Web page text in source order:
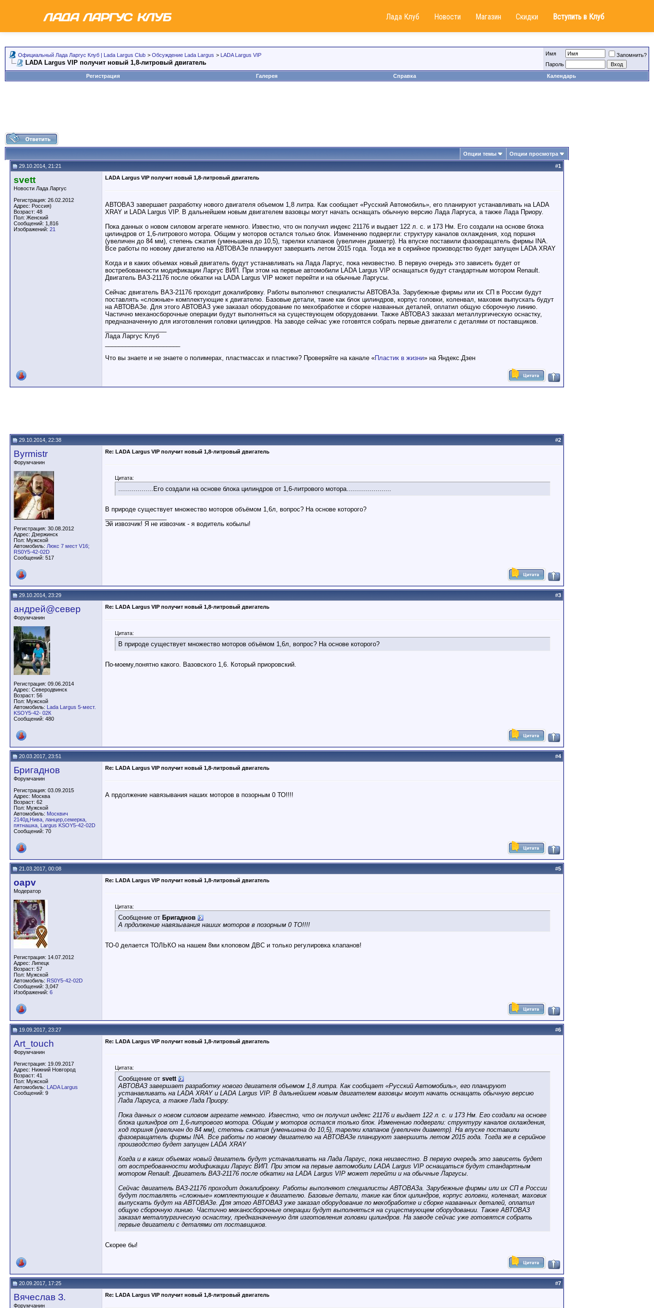
Лада Клуб Новости Магазин Скидки Вступить в Клуб
Официальный Лада Ларгус Клуб | Lada Largus Club > Обсуждение Lada Largus > LADA Largus VIP
LADA Largus VIP получит новый 1,8-литровый двигатель
Имя
Запомнить?
Пароль
Регистрация
Галерея Справка Календарь
Опции темы Опции просмотра
29.10.2014, 21:21 #1
svett
Новости Лада Ларгус
Регистрация: 26.02.2012
Адрес: Россия)
Возраст: 48
Пол: Женский
Сообщений: 1,816
Изображений: 21
LADA Largus VIP получит новый 1,8-литровый двигатель
АВТОВАЗ завершает разработку нового двигателя объемом 1,8 литра. Как сообщает «Русский Автомобиль», его планируют устанавливать на LADA
XRAY и LADA Largus VIP. В дальнейшем новым двигателем вазовцы могут начать оснащать обычную версию Лада Ларгуса, а также Лада Приору.
Пока данных о новом силовом агрегате немного. Известно, что он получил индекс 21176 и выдает 122 л. с. и 173 Нм. Его создали на основе блока
цилиндров от 1,6-литрового мотора. Общим у моторов остался только блок. Изменению подвергли: структуру каналов охлаждения, ход поршня
(увеличен до 84 мм), степень сжатия (уменьшена до 10,5), тарелки клапанов (увеличен диаметр). На впуске поставили фазовращатель фирмы INA.
Все работы по новому двигателю на АВТОВАЗе планируют завершить летом 2015 года. Тогда же в серийное производство будет запущен LADA XRAY
Когда и в каких объемах новый двигатель будут устанавливать на Лада Ларгус, пока неизвестно. В первую очередь это зависеть будет от
востребованности модификации Ларгус ВИП. При этом на первые автомобили LADA Largus VIP оснащаться будут стандартным мотором Renault.
Двигатель ВАЗ-21176 после обкатки на LADA Largus VIP может перейти и на обычные Ларгусы.
Сейчас двигатель ВАЗ-21176 проходит докалибровку. Работы выполняют специалисты АВТОВАЗа. Зарубежные фирмы или их СП в России будут
поставлять «сложные» комплектующие к двигателю. Базовые детали, такие как блок цилиндров, корпус головки, коленвал, маховик выпускать будут
на АВТОВАЗе. Для этого АВТОВАЗ уже заказал оборудование по мехобработке и сборке названных деталей, оплатил общую сборочную линию.
Частично механосборочные операции будут выполняться на существующем оборудовании. Также АВТОВАЗ заказал металлургическую оснастку,
предназначенную для изготовления головки цилиндров. На заводе сейчас уже готовятся собрать первые двигатели с деталями от поставщиков.
Лада Ларгус Клуб
Что вы знаете и не знаете о полимерах, пластмассах и пластике? Проверяйте на канале «Пластик в жизни» на Яндекс.Дзен
29.10.2014, 22:38 #2
Byrmistr
Форумчанин
Регистрация: 30.08.2012
Адрес: Дзержинск
Пол: Мужской
Автомобиль: Люкс 7 мест V16;
RS0Y5-42-02D
Сообщений: 517
Re: LADA Largus VIP получит новый 1,8-литровый двигатель
Цитата:
..................Его создали на основе блока цилиндров от 1,6-литрового мотора.......................
В природе существует множество моторов объёмом 1,6л, вопрос? На основе которого?
Эй извозчик! Я не извозчик - я водитель кобылы!
29.10.2014, 23:29 #3
андрей@север
Форумчанин
Регистрация: 09.06.2014
Адрес: Северодвинск
Возраст: 56
Пол: Мужской
Автомобиль: Lada Largus 5-мест.
KSOY5-42- 02К
Сообщений: 480
Re: LADA Largus VIP получит новый 1,8-литровый двигатель
Цитата:
В природе существует множество моторов объёмом 1,6л, вопрос? На основе которого?
По-моему,понятно какого. Вазовского 1,6. Который приоровский.
20.03.2017, 23:51 #4
Бригаднов
Форумчанин
Регистрация: 03.09.2015
Адрес: Москва
Возраст: 62
Пол: Мужской
Автомобиль: Москвич
2140д,Нива, ланцер,семерка,
пятнашка, Largus KSOY5-42-02D
Сообщений: 70
Re: LADA Largus VIP получит новый 1,8-литровый двигатель
А прдолжение навязывания наших моторов в позорным 0 ТО!!!!
21.03.2017, 00:08 #5
oapv
Модератор
Регистрация: 14.07.2012
Адрес: Липецк
Возраст: 57
Пол: Мужской
Автомобиль: RS0Y5-42-02D
Сообщений: 3,047
Изображений: 6
Re: LADA Largus VIP получит новый 1,8-литровый двигатель
Цитата:
Сообщение от Бригаднов
А прдолжение навязывания наших моторов в позорным 0 ТО!!!!
ТО-0 делается ТОЛЬКО на нашем 8ми клоповом ДВС и только регулировка клапанов!
19.09.2017, 23:27 #6
Art_touch
Форумчанин
Регистрация: 19.09.2017
Адрес: Нижний Новгород
Возраст: 41
Пол: Мужской
Автомобиль: LADA Largus
Сообщений: 9
Re: LADA Largus VIP получит новый 1,8-литровый двигатель
Цитата:
Сообщение от svett
АВТОВАЗ завершает разработку нового двигателя объемом 1,8 литра. Как сообщает «Русский Автомобиль», его планируют
устанавливать на LADA XRAY и LADA Largus VIP. В дальнейшем новым двигателем вазовцы могут начать оснащать обычную версию
Лада Ларгуса, а также Лада Приору.
Пока данных о новом силовом агрегате немного. Известно, что он получил индекс 21176 и выдает 122 л. с. и 173 Нм. Его создали на основе
блока цилиндров от 1,6-литрового мотора. Общим у моторов остался только блок. Изменению подвергли: структуру каналов охлаждения,
ход поршня (увеличен до 84 мм), степень сжатия (уменьшена до 10,5), тарелки клапанов (увеличен диаметр). На впуске поставили
фазовращатель фирмы INA. Все работы по новому двигателю на АВТОВАЗе планируют завершить летом 2015 года. Тогда же в серийное
производство будет запущен LADA XRAY
Когда и в каких объемах новый двигатель будут устанавливать на Лада Ларгус, пока неизвестно. В первую очередь это зависеть будет
от востребованности модификации Ларгус ВИП. При этом на первые автомобили LADA Largus VIP оснащаться будут стандартным
мотором Renault. Двигатель ВАЗ-21176 после обкатки на LADA Largus VIP может перейти и на обычные Ларгусы.
Сейчас двигатель ВАЗ-21176 проходит докалибровку. Работы выполняют специалисты АВТОВАЗа. Зарубежные фирмы или их СП в России
будут поставлять «сложные» комплектующие к двигателю. Базовые детали, такие как блок цилиндров, корпус головки, коленвал, маховик
выпускать будут на АВТОВАЗе. Для этого АВТОВАЗ уже заказал оборудование по мехобработке и сборке названных деталей, оплатил
общую сборочную линию. Частично механосборочные операции будут выполняться на существующем оборудовании. Также АВТОВАЗ
заказал металлургическую оснастку, предназначенную для изготовления головки цилиндров. На заводе сейчас уже готовятся собрать
первые двигатели с деталями от поставщиков.
Скорее бы!
20.09.2017, 17:25 #7
Вячеслав З.
Форумчанин
Re: LADA Largus VIP получит новый 1,8-литровый двигатель